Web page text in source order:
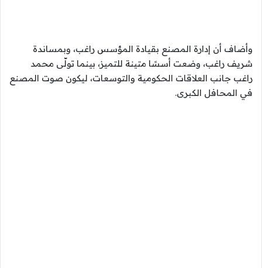
وأضاف أن إدارة المصنع بقيادة المؤسس راغب، وبمساندة
شريف راغب، وضعت أسسًا متينة للتميز، بينما تولّى محمد
راغب جانب العلاقات الحكومية والتوسعات، ليكون صوت المصنع
في المحافل الكبرى.